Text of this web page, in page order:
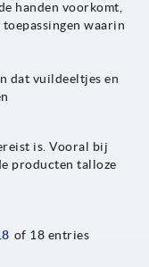
handen voorkomt,
waarin
dat vuildeeltjes en
is. Vooral bij
producten talloze
of 18 entries